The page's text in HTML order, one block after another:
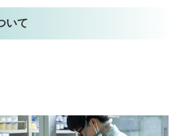
いて